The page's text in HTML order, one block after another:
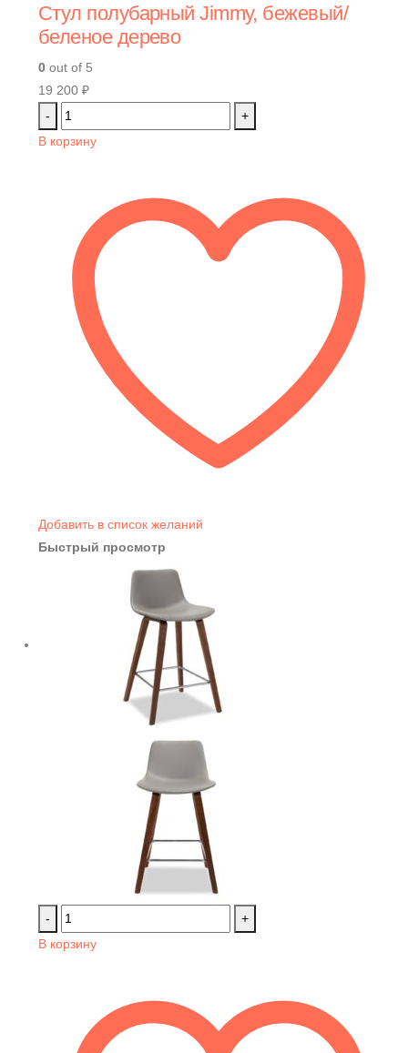
Стул полубарный Jimmy, бежевый/
беленое дерево
0 out of 5
19 200 ₽
-
+
В корзину
Добавить в список желаний
Быстрый просмотр
-
+
В корзину